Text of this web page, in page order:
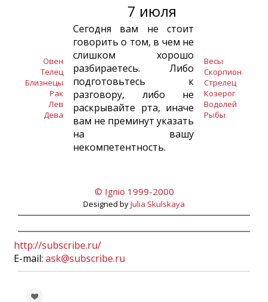
7 июля
Овен
Телец
Близнецы
Рак
Лев
Дева
Сегодня вам не стоит
говорить о том, в чем не
слишком хорошо
разбираетесь. Либо
подготовьтесь к
разговору, либо не
раскрывайте рта, иначе
вам не преминут указать
на вашу
некомпетентность.
Весы
Скорпион
Стрелец
Козерог
Водолей
Рыбы
© Ignio 1999-2000
Designed byJulia Skulskaya
http://subscribe.ru/
E-mail: ask@subscribe.ru